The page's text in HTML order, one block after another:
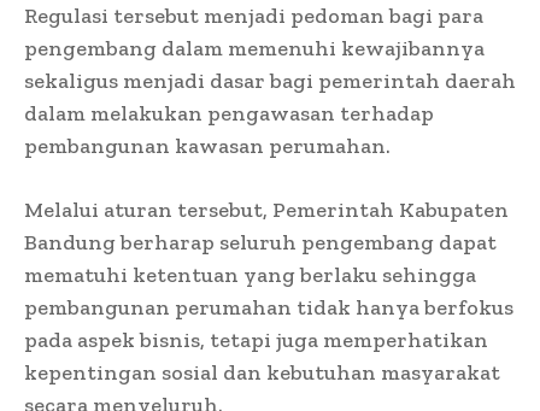
Regulasi tersebut menjadi pedoman bagi para
pengembang dalam memenuhi kewajibannya
sekaligus menjadi dasar bagi pemerintah daerah
dalam melakukan pengawasan terhadap
pembangunan kawasan perumahan.
Melalui aturan tersebut, Pemerintah Kabupaten
Bandung berharap seluruh pengembang dapat
mematuhi ketentuan yang berlaku sehingga
pembangunan perumahan tidak hanya berfokus
pada aspek bisnis, tetapi juga memperhatikan
kepentingan sosial dan kebutuhan masyarakat
secara menyeluruh.